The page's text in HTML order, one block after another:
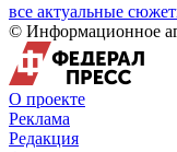
все актуальные
© Информационное
О проекте
Реклама
Редакция